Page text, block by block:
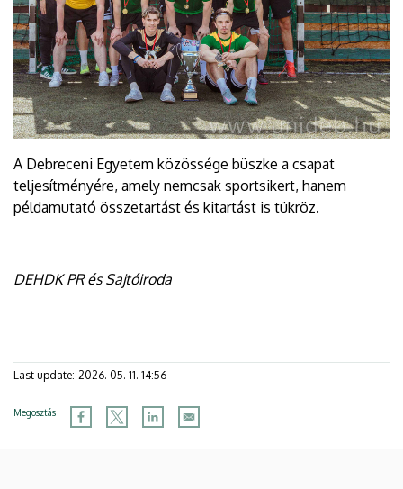
A Debreceni Egyetem közössége büszke a csapat
teljesítményére, amely nemcsak sportsikert, hanem
példamutató összetartást és kitartást is tükröz.
DEHDK PR és Sajtóiroda
Last update: 2026. 05. 11. 14:56
Megosztás